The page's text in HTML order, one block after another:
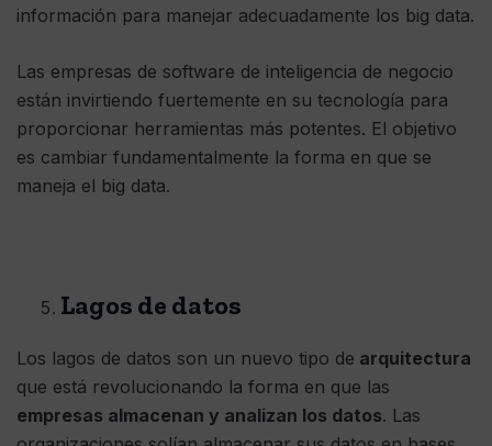
información para manejar adecuadamente los big data.
Las empresas de software de inteligencia de negocio
están invirtiendo fuertemente en su tecnología para
proporcionar herramientas más potentes. El objetivo
es cambiar fundamentalmente la forma en que se
maneja el big data.
Lagos de datos
Los lagos de datos son un nuevo tipo de arquitectura
que está revolucionando la forma en que las
empresas almacenan y analizan los datos. Las